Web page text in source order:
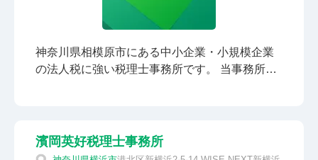
神奈川県相模原市にある中小企業・小規模企業
の法人税に強い税理士事務所です。 当事務所は
に安心・信頼していただけるように、常に誠
実・丁寧な対応を心がけております。
濱岡英好税理士事務所